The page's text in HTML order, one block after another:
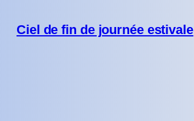
Ciel de fin de journée estivale